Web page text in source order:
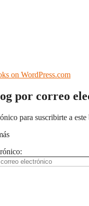
on WordPress.com
por correo
para suscribirte a